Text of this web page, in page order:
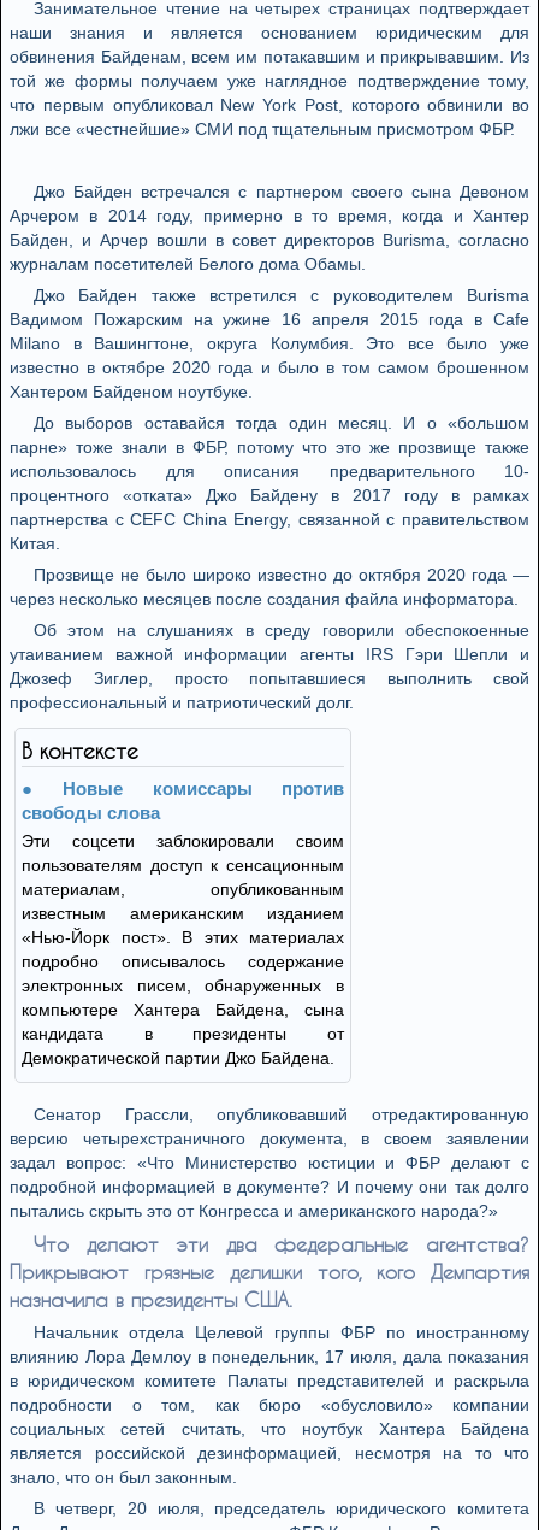
Занимательное чтение на четырех страницах подтверждает
наши знания и является основанием юридическим для
обвинения Байденам, всем им потакавшим и прикрывавшим. Из
той же формы получаем уже наглядное подтверждение тому,
что первым опубликовал New York Post, которого обвинили во
лжи все «честнейшие» СМИ под тщательным присмотром ФБР.
Джо Байден встречался с партнером своего сына Девоном
Арчером в 2014 году, примерно в то время, когда и Хантер
Байден, и Арчер вошли в совет директоров Burisma, согласно
журналам посетителей Белого дома Обамы.
Джо Байден также встретился с руководителем Burisma
Вадимом Пожарским на ужине 16 апреля 2015 года в Cafe
Milano в Вашингтоне, округа Колумбия. Это все было уже
известно в октябре 2020 года и было в том самом брошенном
Хантером Байденом ноутбуке.
До выборов оставайся тогда один месяц. И о «большом
парне» тоже знали в ФБР, потому что это же прозвище также
использовалось для описания предварительного 10-
процентного «отката» Джо Байдену в 2017 году в рамках
партнерства с CEFC China Energy, связанной с правительством
Китая.
Прозвище не было широко известно до октября 2020 года —
через несколько месяцев после создания файла информатора.
Об этом на слушаниях в среду говорили обеспокоенные
утаиванием важной информации агенты ІRS Гэри Шепли и
Джозеф Зиглер, просто попытавшиеся выполнить свой
профессиональный и патриотический долг.
В контексте
Новые комиссары против
свободы слова
Эти соцсети заблокировали своим
пользователям доступ к сенсационным
материалам, опубликованным
известным американским изданием
«Нью-Йорк пост». В этих материалах
подробно описывалось содержание
электронных писем, обнаруженных в
компьютере Хантера Байдена, сына
кандидата в президенты от
Демократической партии Джо Байдена.
Ceнатор Грассли, опубликовавший отредактированную
версию четырехстраничного документа, в своем заявлении
задал вопрос: «Что Министерство юстиции и ФБР делают с
подробной информацией в документе? И почему они так долго
пытались скрыть это от Конгресса и американского народа?»
Что делают эти два федеральные агентства?
Прикрывают грязные делишки того, кого Демпартия
назначила в президенты США.
Начальник отдела Целевой группы ФБР по иностранному
влиянию Лора Демлоу в понедельник, 17 июля, дала показания
в юридическом комитете Палаты представителей и раскрыла
подробности о том, как бюро «обусловило» компании
социальных сетей считать, что ноутбук Хантера Байдена
является российской дезинформацией, несмотря на то что
знало, что он был законным.
В четверг, 20 июля, председатель юридического комитета